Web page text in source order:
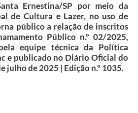
Ernestina/SP por meio da
de Cultura e Lazer, no uso de
público a relação de inscritos
Público n.º 02/2025,
equipe técnica da Política
e publicado no Diário Oficial do
julho de 2025 | Edição n.º 1035.